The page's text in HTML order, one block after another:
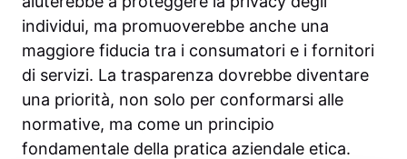
individui, ma promuoverebbe anche una
maggiore fiducia tra i consumatori e i fornitori
di servizi. La trasparenza dovrebbe diventare
una priorità, non solo per conformarsi alle
normative, ma come un principio
fondamentale della pratica aziendale etica.